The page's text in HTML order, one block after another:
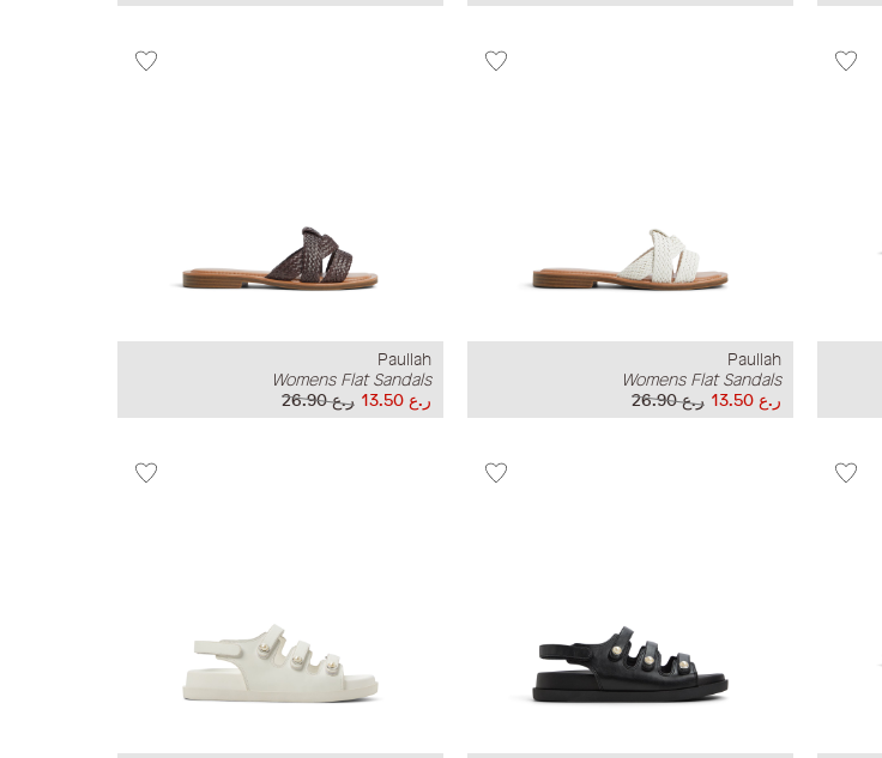
Paullah
Womens Flat Sandals
ر.ع 26.90
ر.ع 13.50
Paullah
Womens Flat Sandals
ر.ع 26.90
ر.ع 13.50